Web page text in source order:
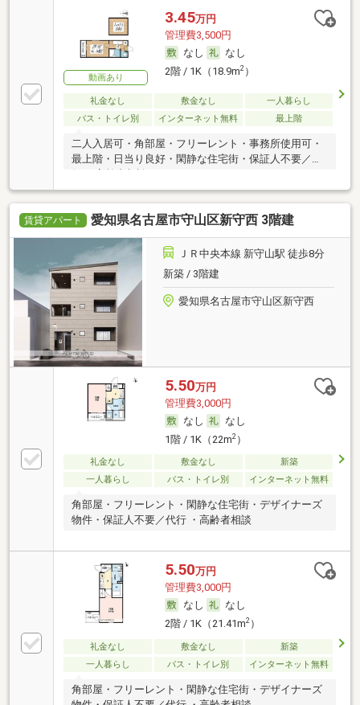
動画あり
3.45万円
管理費3,500円
なし
なし
2階 / 1K（18.9m2）
礼金なし 敷金なし
一人暮らし
バス・トイレ別
インターネット無料 最上階
二人入居可・角部屋・フリーレント・事務所使用可・
最上階・日当り良好・閑静な住宅街・保証人不要／代
賃貸アパート 愛知県名古屋市守山区新守西 3階建
ＪＲ中央本線 新守山駅 徒歩8分
新築 / 3階建
愛知県名古屋市守山区新守西
5.50万円
管理費3,000円
なし
なし
1階 / 1K（22m2）
礼金なし 敷金なし
新築
一人暮らし
バス・トイレ別 インターネット無料
角部屋・フリーレント・閑静な住宅街・デザイナーズ
物件・保証人不要／代行 ・高齢者相談
5.50万円
管理費3,000円
なし
なし
2階 / 1K（21.41m2）
礼金なし 敷金なし
新築
一人暮らし
バス・トイレ別 インターネット無料
角部屋・フリーレント・閑静な住宅街・デザイナーズ